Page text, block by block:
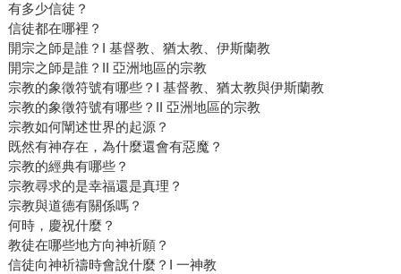
有多少信徒？
信徒都在哪裡？
開宗之師是誰？I 基督教、猶太教、伊斯蘭教
開宗之師是誰？II 亞洲地區的宗教
宗教的象徵符號有哪些？I 基督教、猶太教與伊斯蘭教
宗教的象徵符號有哪些？II 亞洲地區的宗教
宗教如何闡述世界的起源？
既然有神存在，為什麼還會有惡魔？
宗教的經典有哪些？
宗教尋求的是幸福還是真理？
宗教與道德有關係嗎？
何時，慶祝什麼？
教徒在哪些地方向神祈願？
信徒向神祈禱時會說什麼？I 一神教